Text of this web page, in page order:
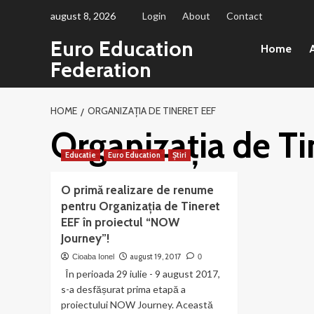
august 8, 2026 Login About Contact
Euro Education
Federation
Home
HOME ORGANIZAȚIA DE TINERET EEF
Organizația de
Educatie Euro Education Știri
O primă realizare de renume
pentru Organizația de Tineret
EEF în proiectul “NOW
Journey”!
Cioaba Ionel august 19, 2017 0
În perioada 29 iulie - 9 august 2017,
s-a desfășurat prima etapă a
proiectului NOW Journey. Această